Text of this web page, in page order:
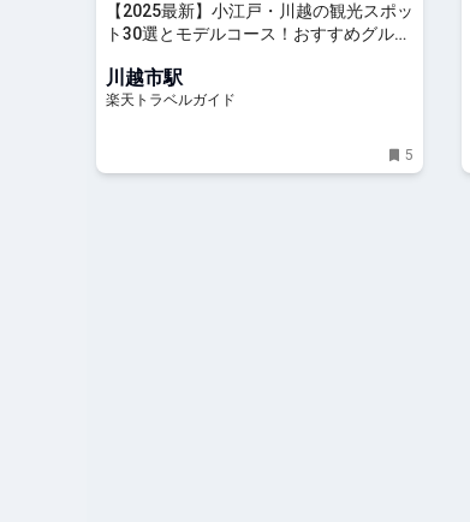
【2025最新】小江戸・川越の観光スポッ
ト30選とモデルコース！おすすめグルメ
川越市駅
楽天トラベルガイド
5